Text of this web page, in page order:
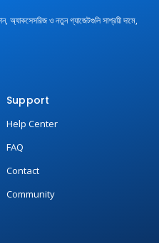
অ্যাকসেসরিজ ও নতুন গ্যাজেটগুলি সাশ্রয়ী দামে,
Support
Help Center
FAQ
Contact
Community